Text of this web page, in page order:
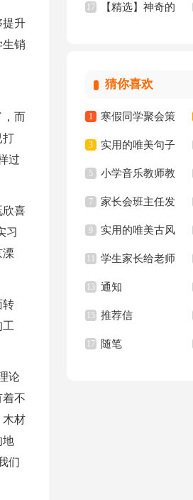
提升
销
，而
打
过
欣喜
习
溧
转
论
不
木材
地
们
了语文作文(15篇)
17 【精选】神奇的
猜你喜欢
1 寒假同学聚会策
划书
3 实用的唯美句子
65条
5 小学音乐教师教
学心得
7 家长会班主任发
言稿集合15篇
9 实用的唯美古风
句子合集36句
11 学生家长给老师
的感谢信合集6篇
13 通知
15 推荐信
17 随笔